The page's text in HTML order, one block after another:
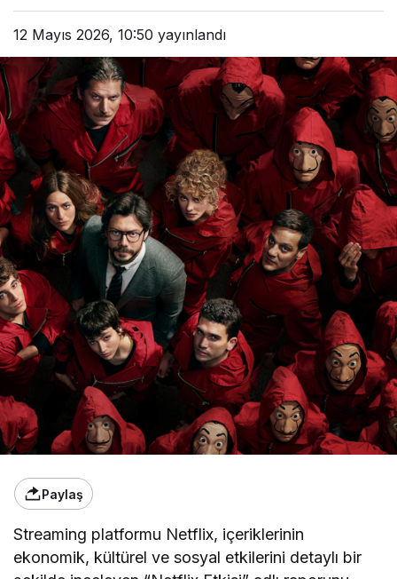
12 Mayıs 2026, 10:50 yayınlandı
Paylaş
Streaming platformu Netflix, içeriklerinin
ekonomik, kültürel ve sosyal etkilerini detaylı bir